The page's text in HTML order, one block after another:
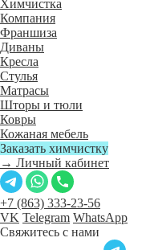
Химчистка
Компания
Франшиза
Диваны
Кресла
Стулья
Матрасы
Шторы и тюли
Ковры
Кожаная мебель
Заказать химчистку
→ Личный кабинет
+7 (863) 333-23-56
VK Telegram WhatsApp
Свяжитесь с нами